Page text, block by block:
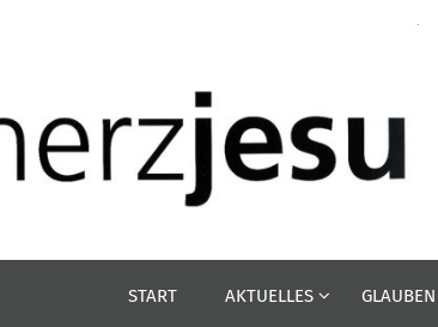
START AKTUELLES